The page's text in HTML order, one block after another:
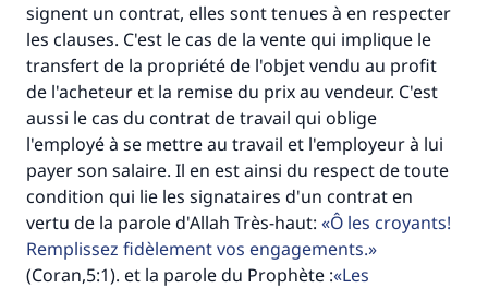
signent un contrat, elles sont tenues à en respecter
les clauses. C'est le cas de la vente qui implique le
transfert de la propriété de l'objet vendu au profit
de l'acheteur et la remise du prix au vendeur. C'est
aussi le cas du contrat de travail qui oblige
l'employé à se mettre au travail et l'employeur à lui
payer son salaire. Il en est ainsi du respect de toute
condition qui lie les signataires d'un contrat en
vertu de la parole d'Allah Très-haut:
Ô les croyants!
Remplissez fidèlement vos engagements.
(Coran,5:1). et la parole du Prophète : Les